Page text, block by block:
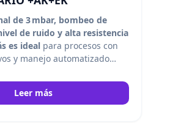
de 3 mbar, bombeo de
de ruido y alta resistencia
es ideal para procesos con
y manejo automatizado
Leer más